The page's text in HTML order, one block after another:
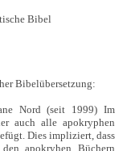
Bibel
Bibelübersetzung:
Nord (seit 1999) Im
auch alle apokryphen
Dies impliziert, dass
apokryhen Büchern